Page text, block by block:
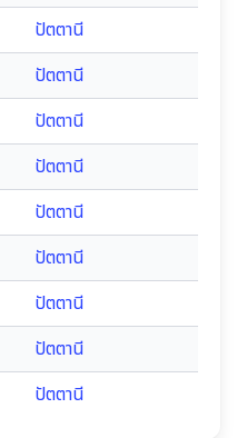
ปัตตานี
ปัตตานี
ปัตตานี
ปัตตานี
ปัตตานี
ปัตตานี
ปัตตานี
ปัตตานี
ปัตตานี